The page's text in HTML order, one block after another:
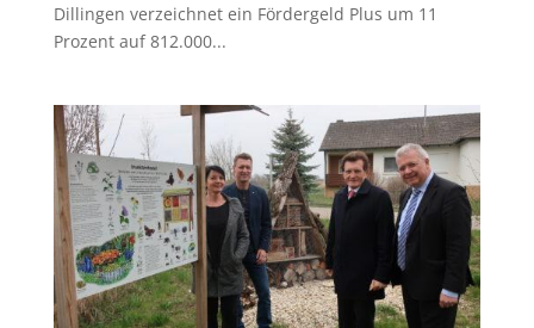
Dillingen verzeichnet ein Fördergeld Plus um 11
Prozent auf 812.000...